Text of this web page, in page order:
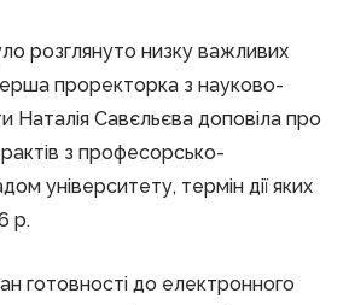
розглянуто низку важливих
проректорка з науково-
Наталія Савєльєва доповіла про
з професорсько-
університету, термін дії яких
р.
готовності до електронного